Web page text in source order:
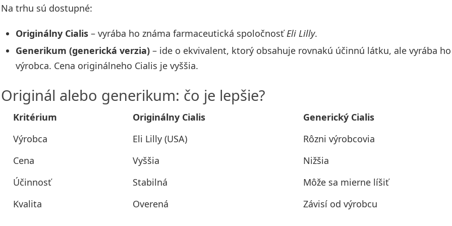
Na trhu sú dostupné:
Originálny Cialis– vyrába ho známa farmaceutická spoločnosťEli Lilly.
Generikum (generická verzia)– ide o ekvivalent, ktorý obsahuje rovnakú účinnú látku, ale vyrába
výrobca. Cena originálneho Cialis je vyššia.
Originál alebo generikum: čo je lepšie?
Kritérium Originálny Cialis
Generický Cialis
Výrobca
Eli Lilly (USA)
Rôzni výrobcovia
Cena
Vyššia
Nižšia
Účinnosť
Stabilná
Môže sa mierne líšiť
Kvalita
Overená Závisí od výrobcu